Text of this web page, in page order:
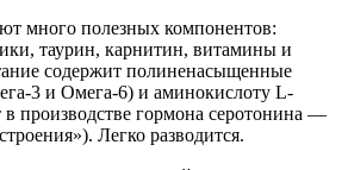
много полезных компонентов:
таурин, карнитин, витамины и
содержит полиненасыщенные
3 и Омега-6) и аминокислоту L-
в производстве гормона серотонина —
Легко разводится.